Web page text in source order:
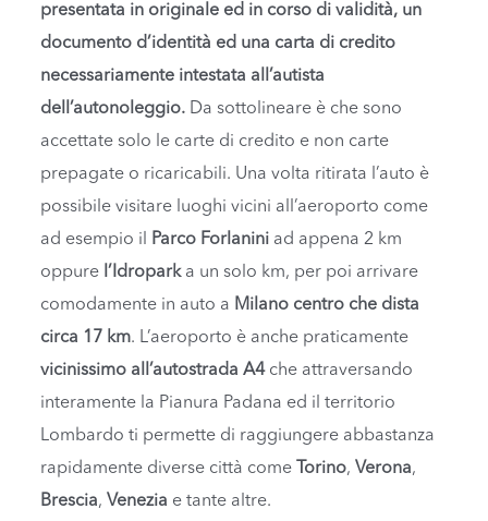
presentata in originale ed in corso di validità, un
documento d’identità ed una carta di credito
necessariamente intestata all’autista
dell’autonoleggio. Da sottolineare è che sono
accettate solo le carte di credito e non carte
prepagate o ricaricabili. Una volta ritirata l’auto è
possibile visitare luoghi vicini all’aeroporto come
ad esempio il
Parco Forlanini ad appena 2 km
oppure l’Idroparka un solo km, per poi arrivare
comodamente in auto a Milano centro che dista
circa 17 km. L’aeroporto è anche praticamente
vicinissimo all’autostrada A4che attraversando
interamente la Pianura Padana ed il territorio
Lombardo ti permette di raggiungere abbastanza
rapidamente diverse città come
Torino,Verona,
Brescia,Venezia e tante altre.